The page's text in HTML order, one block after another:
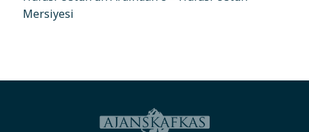
Mersiyesi